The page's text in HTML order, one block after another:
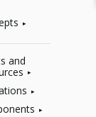
and